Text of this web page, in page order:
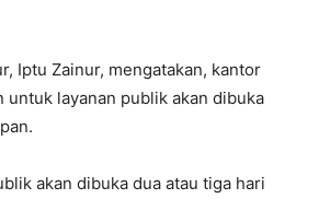
Iptu Zainur, mengatakan, kantor
untuk layanan publik akan dibuka
akan dibuka dua atau tiga hari